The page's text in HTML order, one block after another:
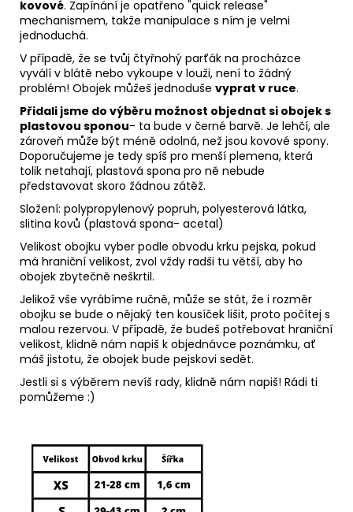
kovové. Zapínání je opatřeno "quick release"
mechanismem, takže manipulace s ním je velmi
jednoduchá.
V případě, že se tvůj čtyřnohý parťák na procházce
vyválí v blátě nebo vykoupe v louži, není to žádný
problém! Obojek můžeš jednoduše vyprat v ruce.
Přidali jsme do výběru možnost objednat si obojek s
plastovou sponou- ta bude v černé barvě. Je lehčí, ale
zároveň může být méně odolná, než jsou kovové spony.
Doporučujeme je tedy spíš pro menší plemena, která
tolik netahají, plastová spona pro ně nebude
představovat skoro žádnou zátěž.
Složení: polypropylenový popruh, polyesterová látka,
slitina kovů (plastová spona- acetal)
Velikost obojku vyber podle obvodu krku pejska, pokud
má hraniční velikost, zvol vždy radši tu větší, aby ho
obojek zbytečně neškrtil.
Jelikož vše vyrábíme ručně, může se stát, že i rozměr
obojku se bude o nějaký ten kousíček lišit, proto počítej s
malou rezervou. V případě, že budeš potřebovat hraniční
velikost, klidně nám napiš k objednávce poznámku, ať
máš jistotu, že obojek bude pejskovi sedět.
Jestli si s výběrem nevíš rady, klidně nám napiš! Rádi ti
pomůžeme :)